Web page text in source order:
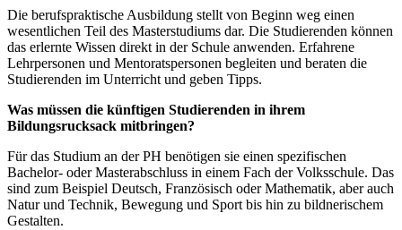
Die berufspraktische Ausbildung stellt von Beginn weg einen
wesentlichen Teil des Masterstudiums dar. Die Studierenden können
das erlernte Wissen direkt in der Schule anwenden. Erfahrene
Lehrpersonen und Mentoratspersonen begleiten und beraten die
Studierenden im Unterricht und geben Tipps.
Was müssen die künftigen Studierenden in ihrem
Bildungsrucksack mitbringen?
Für das Studium an der PH benötigen sie einen spezifischen
Bachelor- oder Masterabschluss in einem Fach der Volksschule. Das
sind zum Beispiel Deutsch, Französisch oder Mathematik, aber auch
Natur und Technik, Bewegung und Sport bis hin zu bildnerischem
Gestalten.